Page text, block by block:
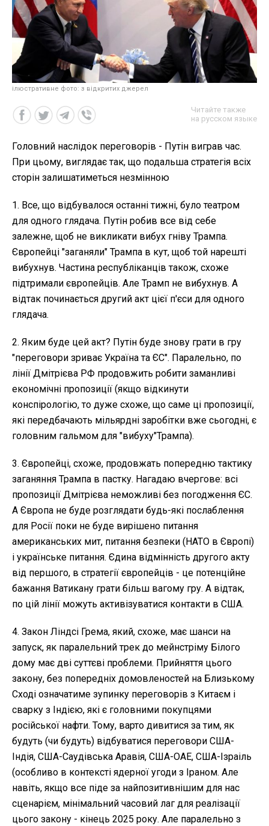
ілюстративне фото: з відкритих джерел
Читайте также
на русском языке
Головний наслідок переговорів - Путін виграв час.
При цьому, виглядає так, що подальша стратегія всіх
сторін залишатиметься незмінною
1. Все, що відбувалося останні тижні, було театром
для одного глядача. Путін робив все від себе
залежне, щоб не викликати вибух гніву Трампа.
Європейці "заганяли" Трампа в кут, щоб той нарешті
вибухнув. Частина республіканців також, схоже
підтримали європейців. Але Трамп не вибухнув. А
відтак починається другий акт цієї п'єси для одного
глядача.
2. Яким буде цей акт? Путін буде знову грати в гру
"переговори зриває Україна та ЄС". Паралельно, по
лінії Дмітрієва РФ продовжить робити заманливі
економічні пропозиції (якщо відкинути
конспірологію, то дуже схоже, що саме ці пропозиції,
які передбачають мільярдні заробітки вже сьогодні, є
головним гальмом для "вибуху"Трампа).
3. Європейці, схоже, продовжать попередню тактику
заганяння Трампа в пастку. Нагадаю вчергове: всі
пропозиції Дмітрієва неможливі без погодження ЄС.
А Європа не буде розглядати будь-які послаблення
для Росії поки не буде вирішено питання
американських мит, питання безпеки (НАТО в Європі)
і українське питання. Єдина відмінність другого акту
від першого, в стратегії європейців - це потенційне
бажання Ватикану грати більш вагому гру. А відтак,
по цій лінії можуть активізуватися контакти в США.
4. Закон Ліндсі Грема, який, схоже, має шанси на
запуск, як паралельний трек до мейнстріму Білого
дому має дві суттєві проблеми. Прийняття цього
закону, без попередніх домовленостей на Близькому
Сході означатиме зупинку переговорів з Китаєм і
сварку з Індією, які є головними покупцями
російської нафти. Тому, варто дивитися за тим, як
будуть (чи будуть) відбуватися переговори США-
Індія, США-Саудівська Аравія, США-ОАЕ, США-Ізраіль
(особливо в контексті ядерної угоди з Іраном. Але
навіть, якщо все піде за найпозитивнішим для нас
сценарієм, мінімальний часовий лаг для реалізації
цього закону - кінець 2025 року. Але паралельно з